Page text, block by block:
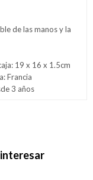
de las manos y la
19 x 16 x 1.5cm
Francia
3 años